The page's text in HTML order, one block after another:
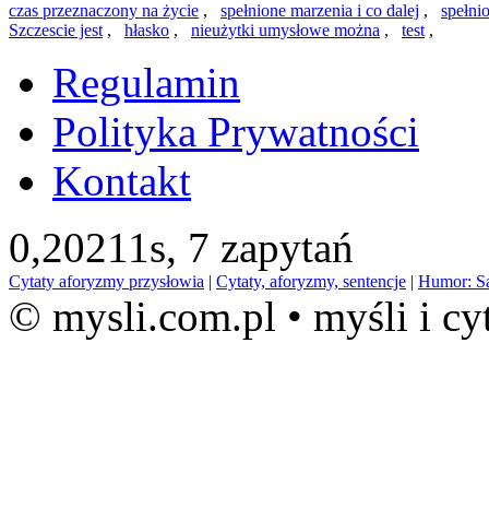
czas przeznaczony na życie , spełnione marzenia i co dalej ,
Szczescie jest, hłasko , nieużytki umysłowe można , test,
Regulamin
Polityka Prywatności
Kontakt
0,20211s, 7 zapytań
Cytaty aforyzmy przysłowia | Cytaty, aforyzmy, sentencje | Humor:
© mysli.com.pl • myśli i